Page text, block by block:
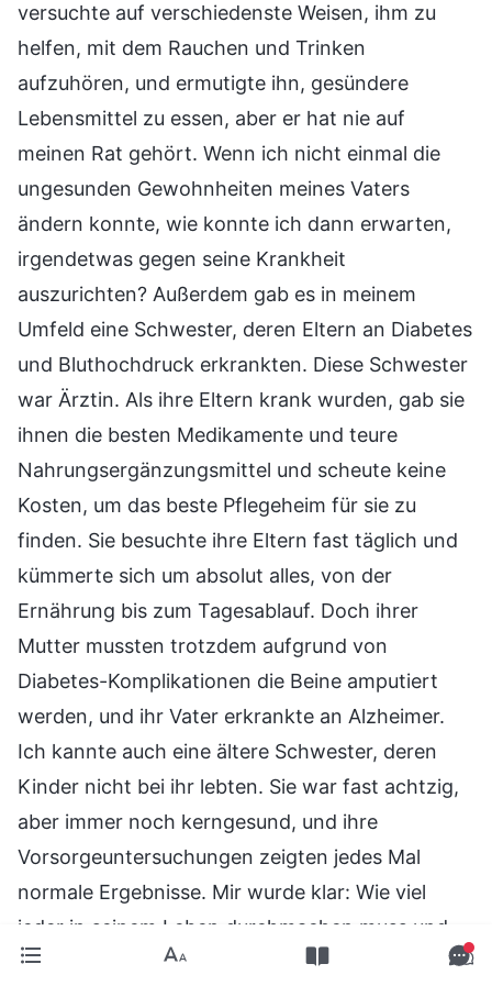
versuchte auf verschiedenste Weisen, ihm zu
helfen, mit dem Rauchen und Trinken
aufzuhören, und ermutigte ihn, gesündere
Lebensmittel zu essen, aber er hat nie auf
meinen Rat gehört. Wenn ich nicht einmal die
ungesunden Gewohnheiten meines Vaters
ändern konnte, wie konnte ich dann erwarten,
irgendetwas gegen seine Krankheit
auszurichten? Außerdem gab es in meinem
Umfeld eine Schwester, deren Eltern an Diabetes
und Bluthochdruck erkrankten. Diese Schwester
war Ärztin. Als ihre Eltern krank wurden, gab sie
ihnen die besten Medikamente und teure
Nahrungsergänzungsmittel und scheute keine
Kosten, um das beste Pflegeheim für sie zu
finden. Sie besuchte ihre Eltern fast täglich und
kümmerte sich um absolut alles, von der
Ernährung bis zum Tagesablauf. Doch ihrer
Mutter mussten trotzdem aufgrund von
Diabetes-Komplikationen die Beine amputiert
werden, und ihr Vater erkrankte an Alzheimer.
Ich kannte auch eine ältere Schwester, deren
Kinder nicht bei ihr lebten. Sie war fast achtzig,
aber immer noch kerngesund, und ihre
Vorsorgeuntersuchungen zeigten jedes Mal
normale Ergebnisse. Mir wurde klar: Wie viel
jeder in seinem Leben durchmachen muss und
ob ihm die Qualen einer Krankheit widerfahren,